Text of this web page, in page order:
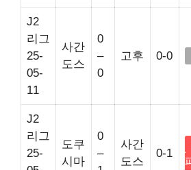
J2
리그
25-
05-
11
사간
도스
0
–
0
고후 0-0
J2
리그
25-
도쿠
시마
0
–
사간
도스
0-1